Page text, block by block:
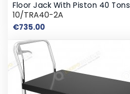
Floor Jack With Piston 40 Tons
10/TRA40-2A
€735.00Price